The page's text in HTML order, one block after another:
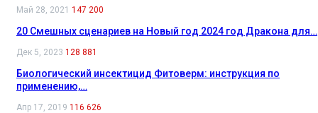
Май 28, 2021 147 200
20 Смешных сценариев на Новый год 2024 год Дракона для…
Дек 5, 2023 128 881
Биологический инсектицид Фитоверм: инструкция по
применению,…
Апр 17, 2019 116 626